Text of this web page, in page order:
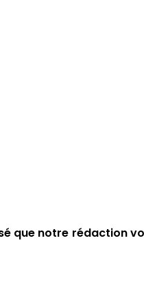
que notre rédaction